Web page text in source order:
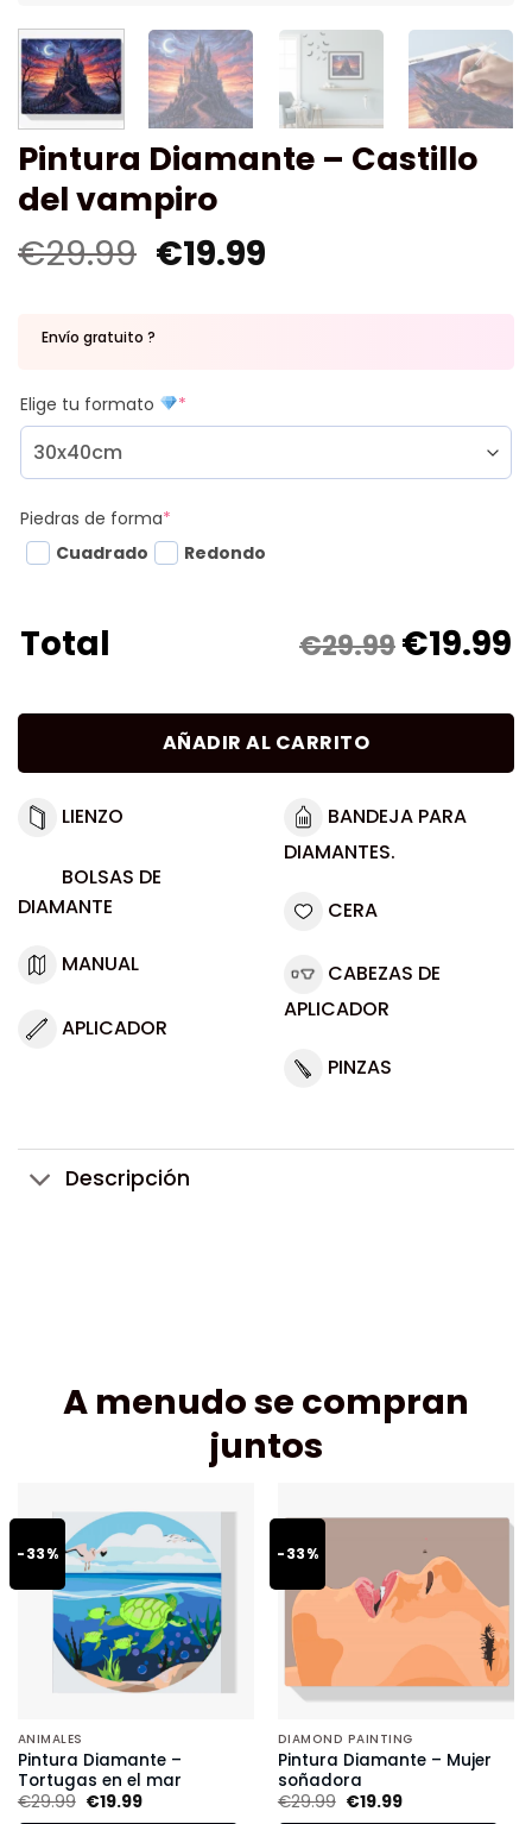
Pintura Diamante – Castillo
del vampiro
€29.99 €19.99
Envío gratuito ?
Elige tu formato *
Piedras de forma*
Cuadrado
Redondo
Total €29.99€19.99
AÑADIR AL CARRITO
LIENZO
BOLSAS DE
DIAMANTE
MANUAL
APLICADOR
BANDEJA PARA
DIAMANTES.
CERA
CABEZAS DE
APLICADOR
PINZAS
Descripción
A menudo se compran
juntos
-33%
ANIMALES
Pintura Diamante –
Tortugas en el mar
€29.99 €19.99
-33%
DIAMOND PAINTING
Pintura Diamante – Mujer
soñadora
€29.99 €19.99